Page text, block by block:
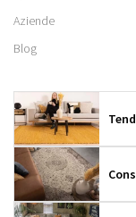
Aziende
Blog